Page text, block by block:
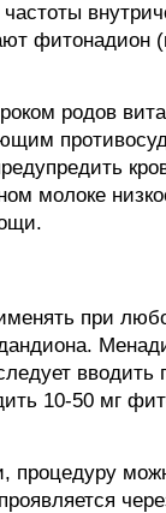
фитонадион
родов
молоке
при
10-50 мг
процедуру